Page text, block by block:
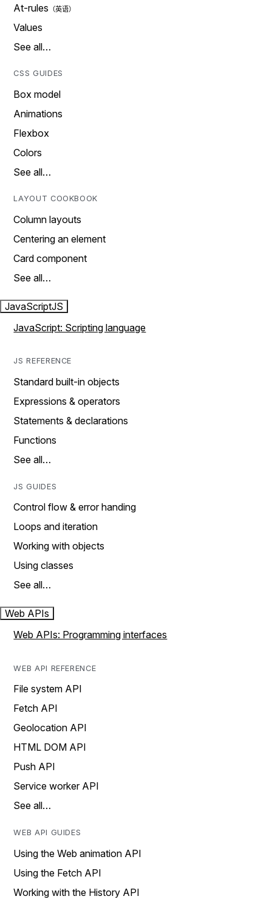
At-rules
Values
See all…
CSS GUIDES
Box model
Animations
Flexbox
Colors
See all…
LAYOUT COOKBOOK
Column layouts
Centering an element
Card component
See all…
JavaScriptJS
JavaScript: Scripting language
JS REFERENCE
Standard built-in objects
Expressions & operators
Statements & declarations
Functions
See all…
JS GUIDES
Control flow & error handing
Loops and iteration
Working with objects
Using classes
See all…
Web APIs
Web APIs: Programming interfaces
WEB API REFERENCE
File system API
Fetch API
Geolocation API
HTML DOM API
Push API
Service worker API
See all…
WEB API GUIDES
Using the Web animation API
Using the Fetch API
Working with the History API